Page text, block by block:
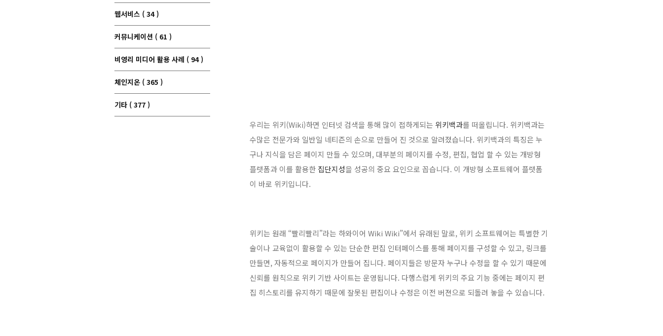
우리는 위키(Wiki)하면 인터넷 검색을 통해 많이 접하게되는 위키백과를 떠올립니다. 위키백과는
수많은 전문가와 일반일 네티즌의 손으로 만들어 진 것으로 알려졌습니다. 위키백과의 특징은 누
구나 지식을 담은 페이지 만들 수 있으며, 대부분의 페이지를 수정, 편집, 협업 할 수 있는 개방형
플랫폼과 이를 활용한 집단지성을 성공의 중요 요인으로 꼽습니다. 이 개방형 소프트웨어 플랫폼
이 바로 위키입니다.
위키는 원래 “빨리빨리”라는 하와이어 Wiki Wiki”에서 유래된 말로, 위키 소프트웨어는 특별한 기
술이나 교육없이 활용할 수 있는 단순한 편집 인터페이스를 통해 페이지를 구성할 수 있고, 링크를
만들면, 자동적으로 페이지가 만들어 집니다. 페이지들은 방문자 누구나 수정을 할 수 있기 때문에
신뢰를 원칙으로 위키 기반 사이트는 운영됩니다. 다행스럽게 위키의 주요 기능 중에는 페이지 편
집 히스토리를 유지하기 때문에 잘못된 편집이나 수정은 이전 버젼으로 되돌려 놓을 수 있습니다.
웹서비스 ( 34 )
커뮤니케이션 ( 61 )
비영리 미디어 활용 사례 ( 94 )
체인지온 ( 365 )
기타 ( 377 )